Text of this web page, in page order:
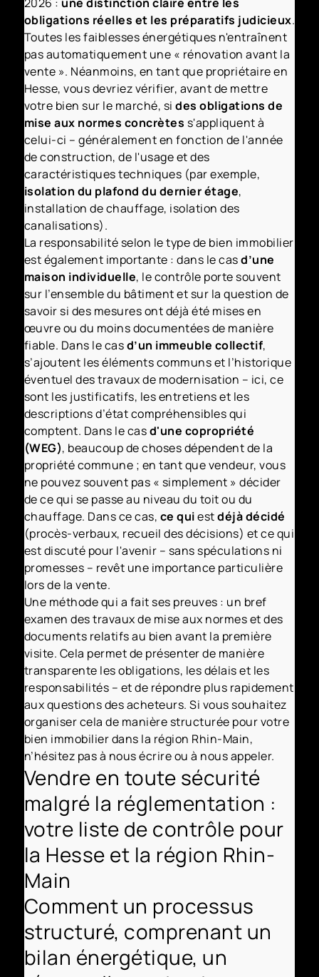
obligations réelles et les préparatifs judicieux.
Toutes les faiblesses énergétiques n'entraînent
pas automatiquement une « rénovation avant la
vente ». Néanmoins, en tant que propriétaire en
Hesse, vous devriez vérifier, avant de mettre
votre bien sur le marché, sides obligations de
mise aux normes concrètes s'appliquent à
celui-ci – généralement en fonction de l'année
de construction, de l'usage et des
caractéristiques techniques (par exemple,
isolation du plafond du dernier étage,
installation de chauffage, isolation des
canalisations).
La responsabilité selon le type de bien immobilier
est également importante : dans le casd’une
maison individuelle, le contrôle porte souvent
sur l’ensemble du bâtiment et sur la question de
savoir si des mesures ont déjà été mises en
œuvre ou du moins documentées de manière
fiable. Dans le casd’un immeuble collectif,
s’ajoutent les éléments communs et l’historique
éventuel des travaux de modernisation – ici, ce
sont les justificatifs, les entretiens et les
descriptions d’état compréhensibles qui
comptent. Dans le casd'une copropriété
(WEG), beaucoup de choses dépendent de la
propriété commune ; en tant que vendeur, vous
ne pouvez souvent pas « simplement » décider
de ce qui se passe au niveau du toit ou du
chauffage. Dans ce cas, ce quiestdéjà décidé
(procès-verbaux, recueil des décisions) et ce qui
est discuté pour l'avenir – sans spéculations ni
promesses – revêt une importance particulière
lors de la vente.
Une méthode qui a fait ses preuves : un bref
examen des travaux de mise aux normes et des
documents relatifs au bien avant la première
visite. Cela permet de présenter de manière
transparente les obligations, les délais et les
responsabilités – et de répondre plus rapidement
aux questions des acheteurs. Si vous souhaitez
organiser cela de manière structurée pour votre
bien immobilier dans la région Rhin-Main,
n’hésitez pas à nous écrire ou à nous appeler.
Vendre en toute sécurité
malgré la réglementation :
votre liste de contrôle pour
la Hesse et la région Rhin-
Main
Comment un processus
structuré, comprenant un
bilan énergétique, un